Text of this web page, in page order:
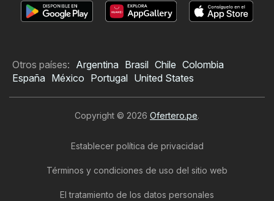
Otros países: Argentina Brasil Chile Colombia
España México Portugal United States
Copyright © 2026 Ofertero.pe.
Establecer política de privacidad
Términos y condiciones de uso del sitio web
El tratamiento de los datos personales